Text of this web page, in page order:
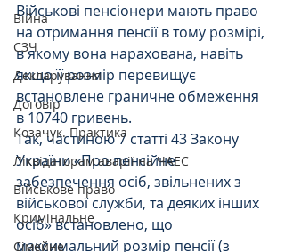
Війна
СЗЧ
Декларування
Договір
Козачук. Практика
Ліквідаторам аварії на ЧАЕС
Військове право
Кримінальне
Сімейне
Військові пенсіонери мають право
на отримання пенсії в тому розмірі,
в якому вона нарахована, навіть
якщо її розмір перевищує
встановлене граничне обмеження
в 10740 гривень.
Так, частиною 7 статті 43 Закону
України «Про пенсійне
забезпечення осіб, звільнених з
військової служби, та деяких інших
осіб» встановлено, що
максимальний розмір пенсії (з